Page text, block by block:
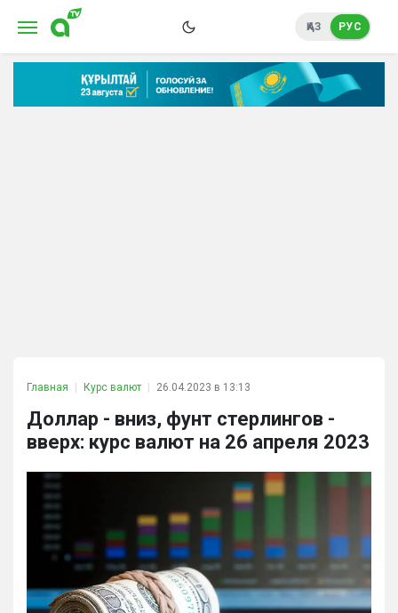
ҚАЗ РУС
Главная Курс валют 26.04.2023 в 13:13
Доллар - вниз, фунт стерлингов -
вверх: курс валют на 26 апреля 2023